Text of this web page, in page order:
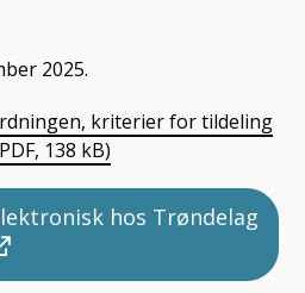
2025.
kriterier for tildeling
138 kB)
hos Trøndelag